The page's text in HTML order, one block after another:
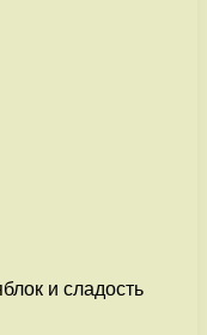
и сладость